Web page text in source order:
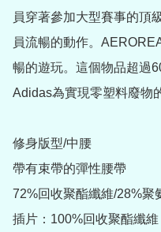
員穿著參加大型賽事的頂
員流暢的動作。
暢的遊玩。這個物品超過
Adidas為實現零塑料廢物
修身版型/中腰
帶有束帶的彈性腰帶
72%回收聚酯纖維/28%聚
插片：100%回收聚酯纖維